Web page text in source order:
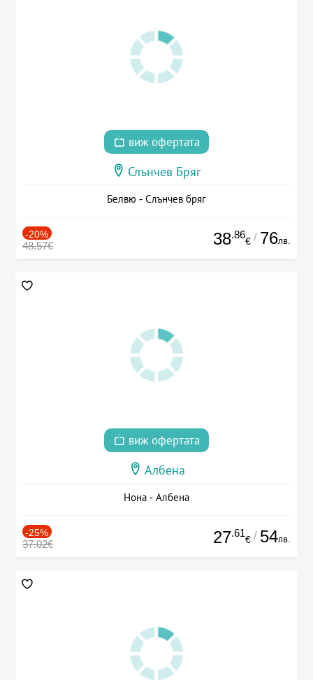
виж офертата
Слънчев Бряг
Белвю - Слънчев бряг
-20%
48.57€ 38.86
€ / 76лв.
виж офертата
Албена
Нона - Албена
-25%
37.02€ 27.61
€ / 54лв.